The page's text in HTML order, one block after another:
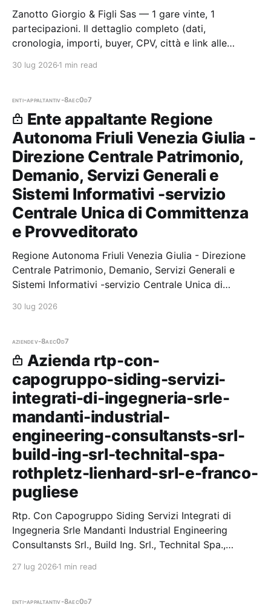
Zanotto Giorgio & Figli Sas — 1 gare vinte, 1
partecipazioni. Il dettaglio completo (dati,
cronologia, importi, buyer, CPV, città e link alle
30 lug 2026 1 min read
enti-appaltantiv-8aec0d7
Ente appaltante Regione
Autonoma Friuli Venezia Giulia -
Direzione Centrale Patrimonio,
Demanio, Servizi Generali e
Sistemi Informativi -servizio
Centrale Unica di Committenza
e Provveditorato
Regione Autonoma Friuli Venezia Giulia - Direzione
Centrale Patrimonio, Demanio, Servizi Generali e
Sistemi Informativi -servizio Centrale Unica di
0 partecipazioni. Il
30 lug 2026
aziendev-8aec0d7
Azienda rtp-con-
capogruppo-siding-servizi-
integrati-di-ingegneria-srle-
mandanti-industrial-
engineering-consultansts-srl-
build-ing-srl-technital-spa-
rothpletz-lienhard-srl-e-franco-
pugliese
Rtp. Con Capogruppo Siding Servizi Integrati di
Ingegneria Srle Mandanti Industrial Engineering
Consultansts Srl., Build Ing. Srl., Technital Spa.,
vinte, 1 partecipazio
27 lug 2026 1 min read
enti-appaltantiv-8aec0d7